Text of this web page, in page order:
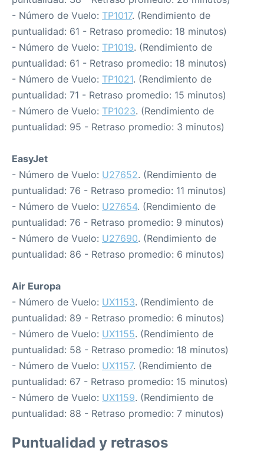
- Número de Vuelo: TP1017. (Rendimiento de
puntualidad: 61 - Retraso promedio: 18 minutos)
- Número de Vuelo: TP1019. (Rendimiento de
puntualidad: 61 - Retraso promedio: 18 minutos)
- Número de Vuelo: TP1021. (Rendimiento de
puntualidad: 71 - Retraso promedio: 15 minutos)
- Número de Vuelo: TP1023. (Rendimiento de
puntualidad: 95 - Retraso promedio: 3 minutos)
EasyJet
- Número de Vuelo: U27652. (Rendimiento de
puntualidad: 76 - Retraso promedio: 11 minutos)
- Número de Vuelo: U27654. (Rendimiento de
puntualidad: 76 - Retraso promedio: 9 minutos)
- Número de Vuelo: U27690. (Rendimiento de
puntualidad: 86 - Retraso promedio: 6 minutos)
Air Europa
- Número de Vuelo: UX1153. (Rendimiento de
puntualidad: 89 - Retraso promedio: 6 minutos)
- Número de Vuelo: UX1155. (Rendimiento de
puntualidad: 58 - Retraso promedio: 18 minutos)
- Número de Vuelo: UX1157. (Rendimiento de
puntualidad: 67 - Retraso promedio: 15 minutos)
- Número de Vuelo: UX1159. (Rendimiento de
puntualidad: 88 - Retraso promedio: 7 minutos)
Puntualidad y retrasos